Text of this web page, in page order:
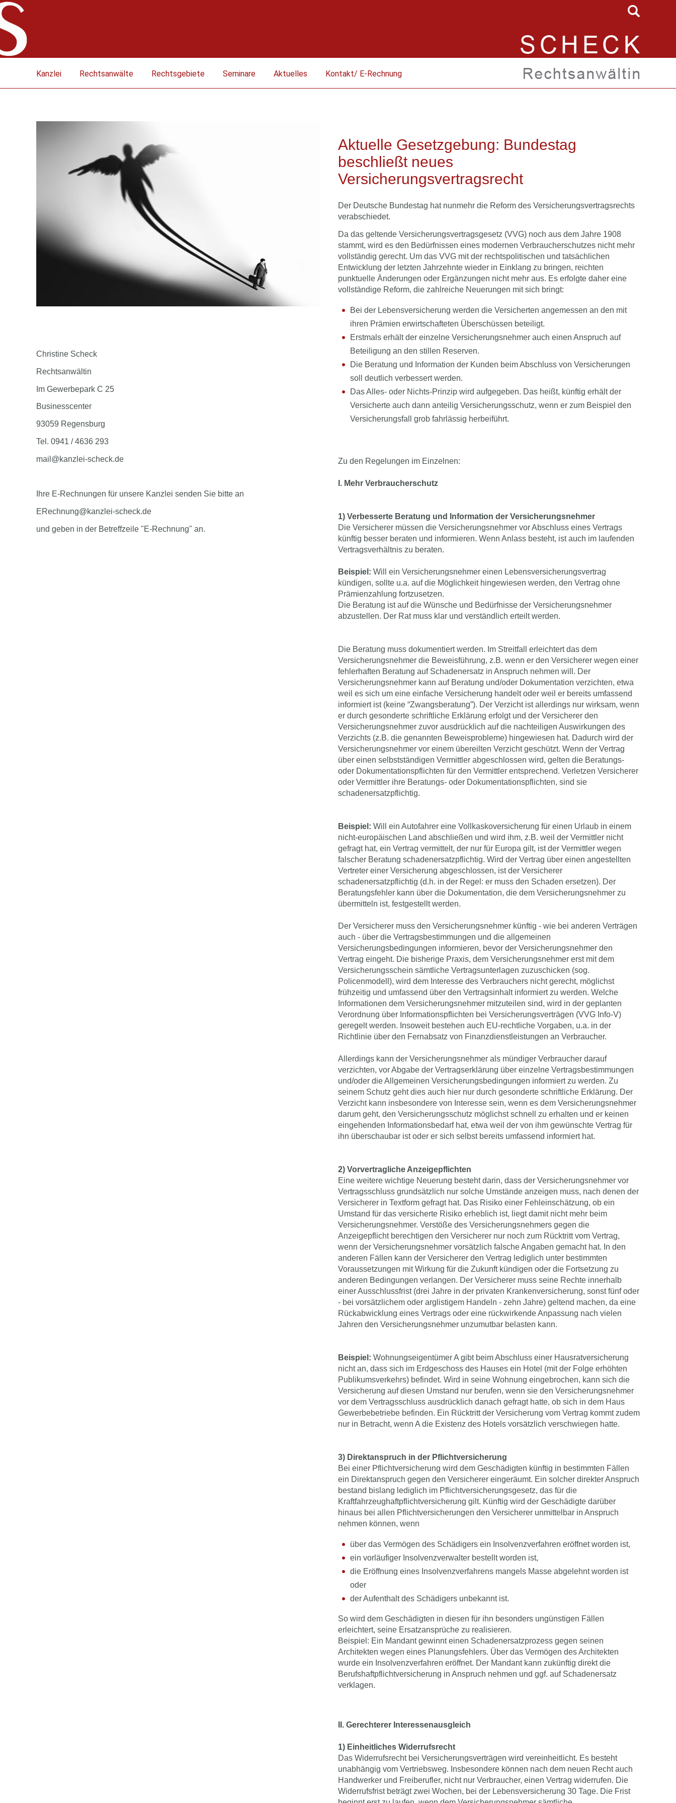
Kanzlei Rechtsanwälte Rechtsgebiete Seminare Aktuelles Kontakt/ E-Rechnung
Christine Scheck
Rechtsanwältin
Im Gewerbepark C 25
Businesscenter
93059 Regensburg
Tel. 0941 / 4636 293
mail@kanzlei-scheck.de
Ihre E-Rechnungen für unsere Kanzlei senden Sie bitte an
ERechnung@kanzlei-scheck.de
und geben in der Betreffzeile "E-Rechnung" an.
Aktuelle Gesetzgebung: Bundestag
beschließt neues
Versicherungsvertragsrecht
Der Deutsche Bundestag hat nunmehr die Reform des Versicherungsvertragsrechts
verabschiedet.
Da das geltende Versicherungsvertragsgesetz (VVG) noch aus dem Jahre 1908
stammt, wird es den Bedürfnissen eines modernen Verbraucherschutzes nicht mehr
vollständig gerecht. Um das VVG mit der rechtspolitischen und tatsächlichen
Entwicklung der letzten Jahrzehnte wieder in Einklang zu bringen, reichten
punktuelle Änderungen oder Ergänzungen nicht mehr aus. Es erfolgte daher eine
vollständige Reform, die zahlreiche Neuerungen mit sich bringt:
Bei der Lebensversicherung werden die Versicherten angemessen an den mit
ihren Prämien erwirtschafteten Überschüssen beteiligt.
Erstmals erhält der einzelne Versicherungsnehmer auch einen Anspruch auf
Beteiligung an den stillen Reserven.
Die Beratung und Information der Kunden beim Abschluss von Versicherungen
soll deutlich verbessert werden.
Das Alles- oder Nichts-Prinzip wird aufgegeben. Das heißt, künftig erhält der
Versicherte auch dann anteilig Versicherungsschutz, wenn er zum Beispiel den
Versicherungsfall grob fahrlässig herbeiführt.
Zu den Regelungen im Einzelnen:
I. Mehr Verbraucherschutz
1) Verbesserte Beratung und Information der Versicherungsnehmer
Die Versicherer müssen die Versicherungsnehmer vor Abschluss eines Vertrags
künftig besser beraten und informieren. Wenn Anlass besteht, ist auch im laufenden
Vertragsverhältnis zu beraten.
Beispiel: Will ein Versicherungsnehmer einen Lebensversicherungsvertrag
kündigen, sollte u.a. auf die Möglichkeit hingewiesen werden, den Vertrag ohne
Prämienzahlung fortzusetzen.
Die Beratung ist auf die Wünsche und Bedürfnisse der Versicherungsnehmer
abzustellen. Der Rat muss klar und verständlich erteilt werden.
Die Beratung muss dokumentiert werden. Im Streitfall erleichtert das dem
Versicherungsnehmer die Beweisführung, z.B. wenn er den Versicherer wegen einer
fehlerhaften Beratung auf Schadenersatz in Anspruch nehmen will. Der
Versicherungsnehmer kann auf Beratung und/oder Dokumentation verzichten, etwa
weil es sich um eine einfache Versicherung handelt oder weil er bereits umfassend
informiert ist (keine “Zwangsberatung”). Der Verzicht ist allerdings nur wirksam, wenn
er durch gesonderte schriftliche Erklärung erfolgt und der Versicherer den
Versicherungsnehmer zuvor ausdrücklich auf die nachteiligen Auswirkungen des
Verzichts (z.B. die genannten Beweisprobleme) hingewiesen hat. Dadurch wird der
Versicherungsnehmer vor einem übereilten Verzicht geschützt. Wenn der Vertrag
über einen selbstständigen Vermittler abgeschlossen wird, gelten die Beratungs-
oder Dokumentationspflichten für den Vermittler entsprechend. Verletzen Versicherer
oder Vermittler ihre Beratungs- oder Dokumentationspflichten, sind sie
schadenersatzpflichtig.
Beispiel: Will ein Autofahrer eine Vollkaskoversicherung für einen Urlaub in einem
nicht-europäischen Land abschließen und wird ihm, z.B. weil der Vermittler nicht
gefragt hat, ein Vertrag vermittelt, der nur für Europa gilt, ist der Vermittler wegen
falscher Beratung schadenersatzpflichtig. Wird der Vertrag über einen angestellten
Vertreter einer Versicherung abgeschlossen, ist der Versicherer
schadenersatzpflichtig (d.h. in der Regel: er muss den Schaden ersetzen). Der
Beratungsfehler kann über die Dokumentation, die dem Versicherungsnehmer zu
übermitteln ist, festgestellt werden.
Der Versicherer muss den Versicherungsnehmer künftig - wie bei anderen Verträgen
auch - über die Vertragsbestimmungen und die allgemeinen
Versicherungsbedingungen informieren, bevor der Versicherungsnehmer den
Vertrag eingeht. Die bisherige Praxis, dem Versicherungsnehmer erst mit dem
Versicherungsschein sämtliche Vertragsunterlagen zuzuschicken (sog.
Policenmodell), wird dem Interesse des Verbrauchers nicht gerecht, möglichst
frühzeitig und umfassend über den Vertragsinhalt informiert zu werden. Welche
Informationen dem Versicherungsnehmer mitzuteilen sind, wird in der geplanten
Verordnung über Informationspflichten bei Versicherungsverträgen (VVG Info-V)
geregelt werden. Insoweit bestehen auch EU-rechtliche Vorgaben, u.a. in der
Richtlinie über den Fernabsatz von Finanzdienstleistungen an Verbraucher.
Allerdings kann der Versicherungsnehmer als mündiger Verbraucher darauf
verzichten, vor Abgabe der Vertragserklärung über einzelne Vertragsbestimmungen
und/oder die Allgemeinen Versicherungsbedingungen informiert zu werden. Zu
seinem Schutz geht dies auch hier nur durch gesonderte schriftliche Erklärung. Der
Verzicht kann insbesondere von Interesse sein, wenn es dem Versicherungsnehmer
darum geht, den Versicherungsschutz möglichst schnell zu erhalten und er keinen
eingehenden Informationsbedarf hat, etwa weil der von ihm gewünschte Vertrag für
ihn überschaubar ist oder er sich selbst bereits umfassend informiert hat.
2) Vorvertragliche Anzeigepflichten
Eine weitere wichtige Neuerung besteht darin, dass der Versicherungsnehmer vor
Vertragsschluss grundsätzlich nur solche Umstände anzeigen muss, nach denen der
Versicherer in Textform gefragt hat. Das Risiko einer Fehleinschätzung, ob ein
Umstand für das versicherte Risiko erheblich ist, liegt damit nicht mehr beim
Versicherungsnehmer. Verstöße des Versicherungsnehmers gegen die
Anzeigepflicht berechtigen den Versicherer nur noch zum Rücktritt vom Vertrag,
wenn der Versicherungsnehmer vorsätzlich falsche Angaben gemacht hat. In den
anderen Fällen kann der Versicherer den Vertrag lediglich unter bestimmten
Voraussetzungen mit Wirkung für die Zukunft kündigen oder die Fortsetzung zu
anderen Bedingungen verlangen. Der Versicherer muss seine Rechte innerhalb
einer Ausschlussfrist (drei Jahre in der privaten Krankenversicherung, sonst fünf oder
- bei vorsätzlichem oder arglistigem Handeln - zehn Jahre) geltend machen, da eine
Rückabwicklung eines Vertrags oder eine rückwirkende Anpassung nach vielen
Jahren den Versicherungsnehmer unzumutbar belasten kann.
Beispiel: Wohnungseigentümer A gibt beim Abschluss einer Hausratversicherung
nicht an, dass sich im Erdgeschoss des Hauses ein Hotel (mit der Folge erhöhten
Publikumsverkehrs) befindet. Wird in seine Wohnung eingebrochen, kann sich die
Versicherung auf diesen Umstand nur berufen, wenn sie den Versicherungsnehmer
vor dem Vertragsschluss ausdrücklich danach gefragt hatte, ob sich in dem Haus
Gewerbebetriebe befinden. Ein Rücktritt der Versicherung vom Vertrag kommt zudem
nur in Betracht, wenn A die Existenz des Hotels vorsätzlich verschwiegen hatte.
3) Direktanspruch in der Pflichtversicherung
Bei einer Pflichtversicherung wird dem Geschädigten künftig in bestimmten Fällen
ein Direktanspruch gegen den Versicherer eingeräumt. Ein solcher direkter Anspruch
bestand bislang lediglich im Pflichtversicherungsgesetz, das für die
Kraftfahrzeughaftpflichtversicherung gilt. Künftig wird der Geschädigte darüber
hinaus bei allen Pflichtversicherungen den Versicherer unmittelbar in Anspruch
nehmen können, wenn
über das Vermögen des Schädigers ein Insolvenzverfahren eröffnet worden ist,
ein vorläufiger Insolvenzverwalter bestellt worden ist,
die Eröffnung eines Insolvenzverfahrens mangels Masse abgelehnt worden ist
oder
der Aufenthalt des Schädigers unbekannt ist.
So wird dem Geschädigten in diesen für ihn besonders ungünstigen Fällen
erleichtert, seine Ersatzansprüche zu realisieren.
Beispiel: Ein Mandant gewinnt einen Schadenersatzprozess gegen seinen
Architekten wegen eines Planungsfehlers. Über das Vermögen des Architekten
wurde ein Insolvenzverfahren eröffnet. Der Mandant kann zukünftig direkt die
Berufshaftpflichtversicherung in Anspruch nehmen und ggf. auf Schadenersatz
verklagen.
II. Gerechterer Interessenausgleich
1) Einheitliches Widerrufsrecht
Das Widerrufsrecht bei Versicherungsverträgen wird vereinheitlicht. Es besteht
unabhängig vom Vertriebsweg. Insbesondere können nach dem neuen Recht auch
Handwerker und Freiberufler, nicht nur Verbraucher, einen Vertrag widerrufen. Die
Widerrufsfrist beträgt zwei Wochen, bei der Lebensversicherung 30 Tage. Die Frist